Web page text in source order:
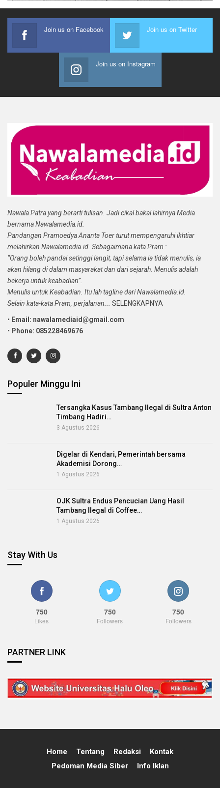
Join us on Facebook Join us on Twitter
Join us on Instagram
Nawala Patra yang berarti tulisan. Jadi cikal bakal lahirnya Media
bernama Nawalamedia.id.
Pandangan Pramoedya Ananta Toer turut mempengaruhi ikhtiar
melahirkan Nawalamedia.id. Sebagaimana kata Pram :
“Orang boleh pandai setinggi langit, tapi selama ia tidak menulis, ia
akan hilang di dalam masyarakat dan dari sejarah. Menulis adalah
bekerja untuk keabadian”.
Menulis untuk Keabadian. Itu lah tagline dari Nawalamedia.id.
Selain kata-kata Pram, perjalanan...
SELENGKAPNYA
• Email: nawalamediaid@gmail.com
• Phone: 085228469676
Populer Minggu Ini
Tersangka Kasus Tambang Ilegal di Sultra Anton
Timbang Hadiri…
3 Agustus 2026
Digelar di Kendari, Pemerintah bersama
Akademisi Dorong…
1 Agustus 2026
OJK Sultra Endus Pencucian Uang Hasil
Tambang Ilegal di Coffee…
1 Agustus 2026
Stay With Us
750
Likes
750
Followers
750
Followers
PARTNER LINK
Home Tentang Redaksi
Kontak
Pedoman Media Siber
Info Iklan